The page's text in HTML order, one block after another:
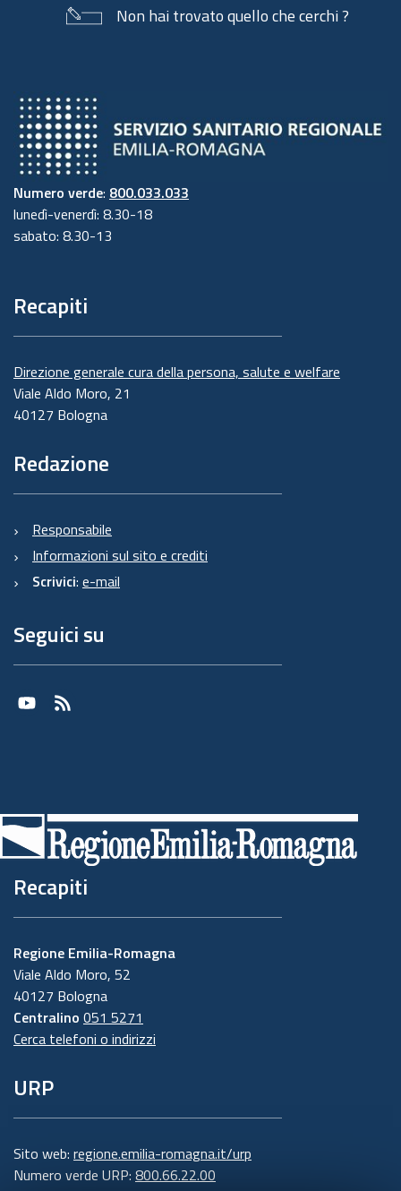
Non hai trovato quello che cerchi ?
Numero verde: 800.033.033
lunedì-venerdì: 8.30-18
sabato: 8.30-13
Recapiti
Direzione generale cura della persona, salute e welfare
Viale Aldo Moro, 21
40127 Bologna
Redazione
Responsabile
Informazioni sul sito e crediti
Scrivici: e-mail
Seguici su
Youtube
RSS
Recapiti
Regione Emilia-Romagna
Viale Aldo Moro, 52
40127 Bologna
Centralino 051 5271
Cerca telefoni o indirizzi
URP
Sito web: regione.emilia-romagna.it/urp
Numero verde URP: 800.66.22.00